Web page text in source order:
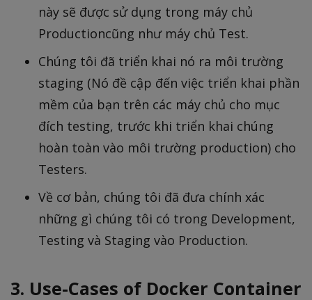
này sẽ được sử dụng trong máy chủ
Productioncũng như máy chủ Test.
Chúng tôi đã triển khai nó ra môi trường
staging (Nó đề cập đến việc triển khai phần
mềm của bạn trên các máy chủ cho mục
đích testing, trước khi triển khai chúng
hoàn toàn vào môi trường production) cho
Testers.
Về cơ bản, chúng tôi đã đưa chính xác
những gì chúng tôi có trong Development,
Testing và Staging vào Production.
3. Use-Cases of Docker Container